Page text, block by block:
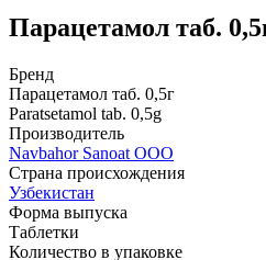
Парацетамол таб.
Бренд
Парацетамол таб. 0,5г
Paratsetamol tab. 0,5g
Производитель
Navbahor Sanoat ООО
Страна происхождения
Узбекистан
Форма выпуска
Таблетки
Количество в упаковке